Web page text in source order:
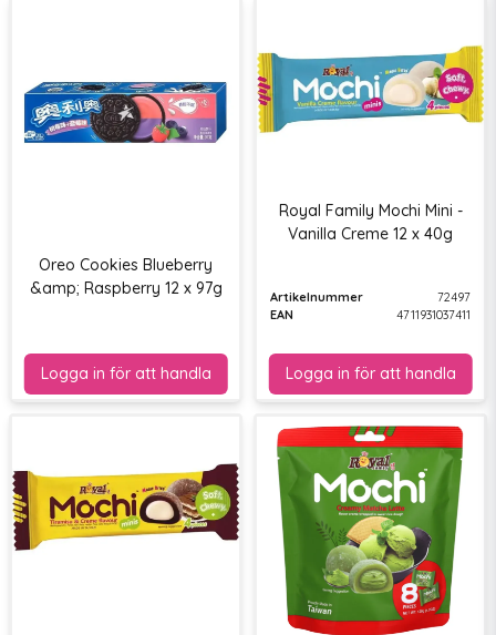
Oreo Cookies Blueberry
&amp; Raspberry 12 x 97g
Royal Family Mochi Mini -
Vanilla Creme 12 x 40g
Artikelnummer
72497
EAN
4711931037411